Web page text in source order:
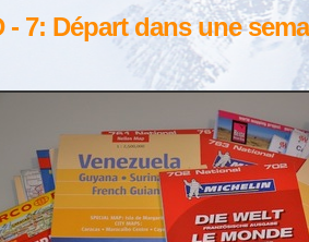
- 7: Départ dans une